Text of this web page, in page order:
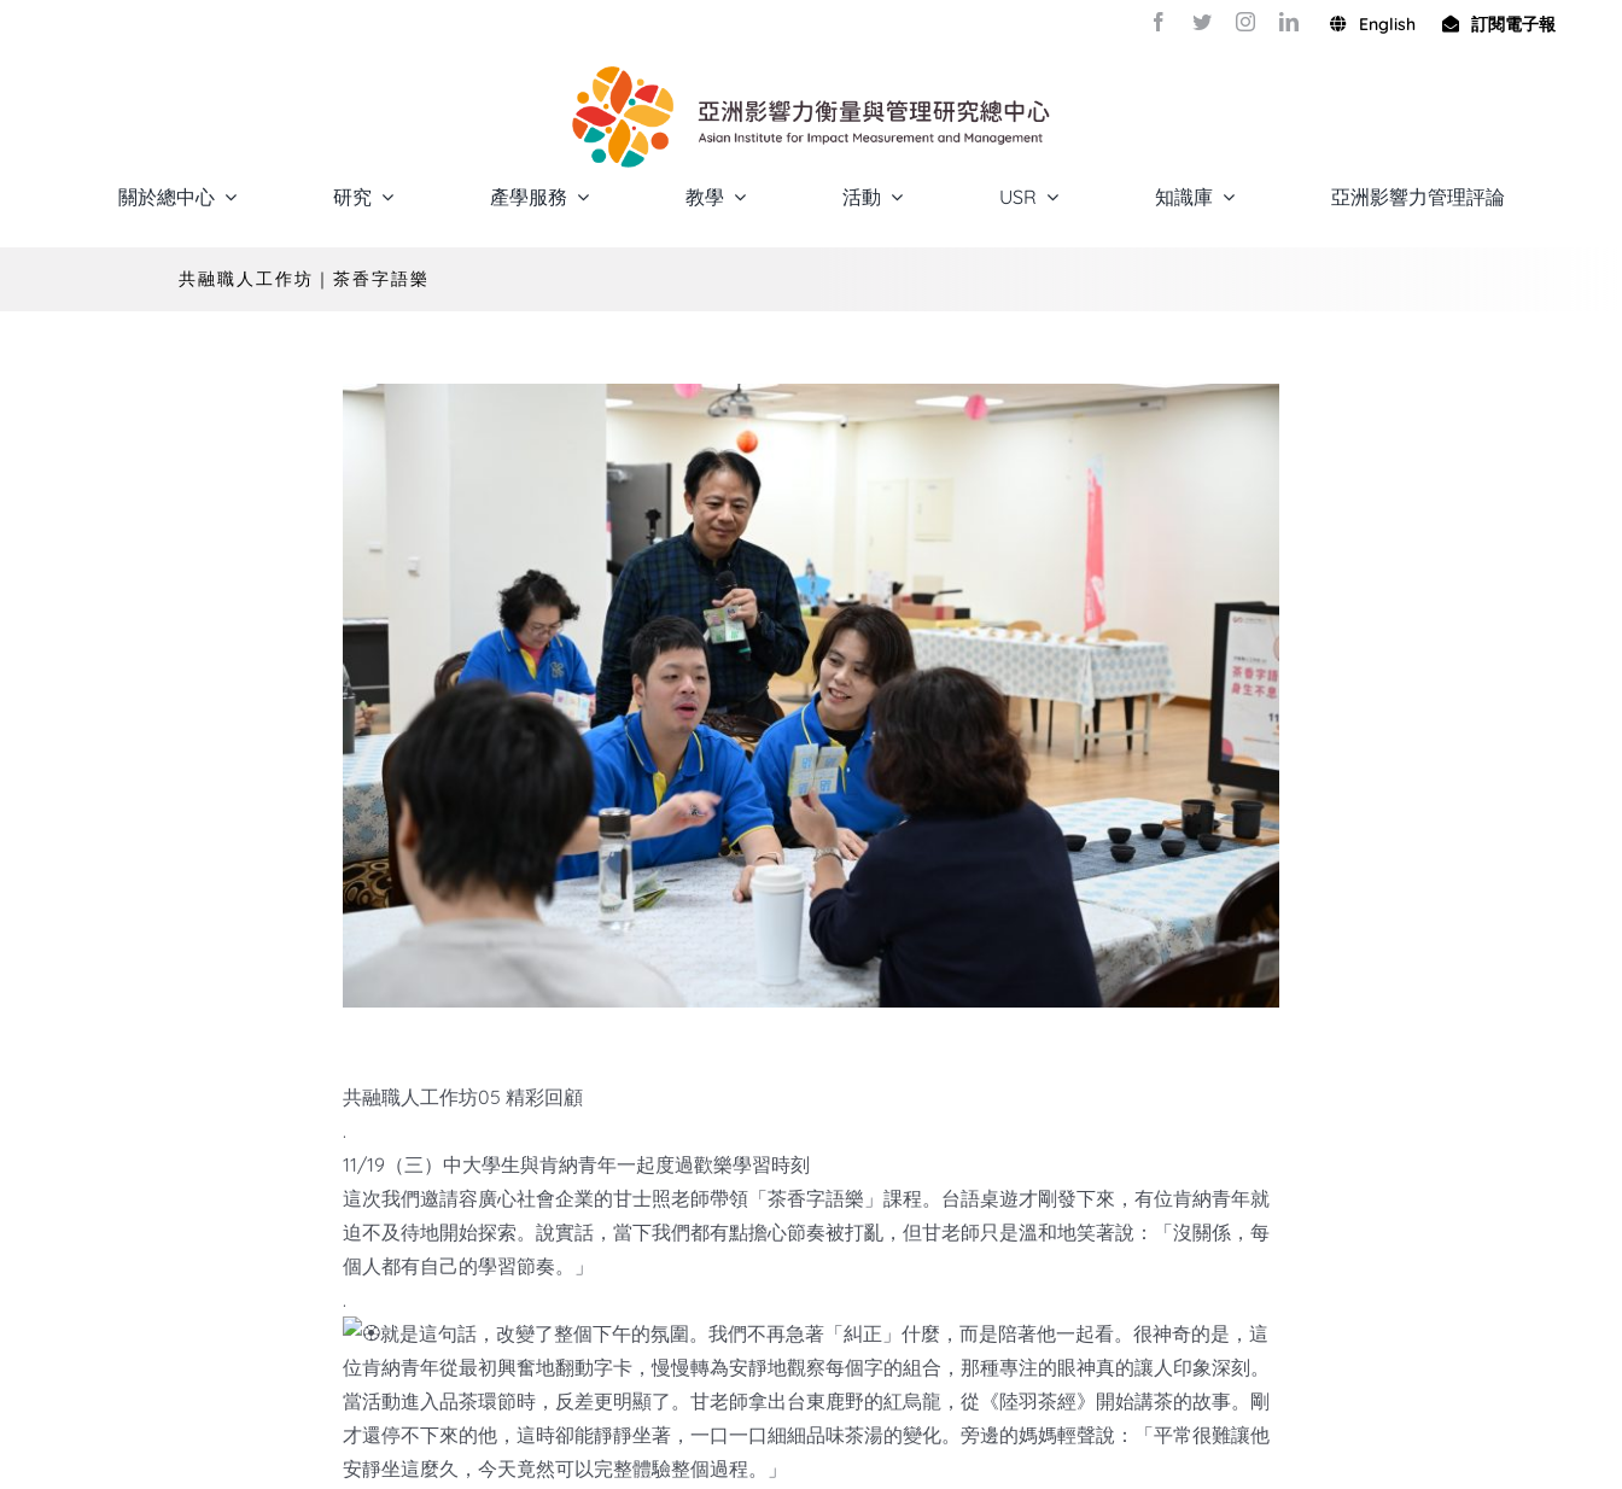
English 訂閱電子報
關於總中心 研究 產學服務 教學 活動 USR 知識庫 亞洲影響力管理評論
共融職人工作坊｜茶香字語樂
共融職人工作坊05 精彩回顧
.
11/19（三）中大學生與肯納青年一起度過歡樂學習時刻
這次我們邀請容廣心社會企業的甘士照老師帶領「茶香字語樂」課程。台語桌遊才剛發下來，有位肯納青年就
迫不及待地開始探索。說實話，當下我們都有點擔心節奏被打亂，但甘老師只是溫和地笑著說：「沒關係，每
個人都有自己的學習節奏。」
.
就是這句話，改變了整個下午的氛圍。我們不再急著「糾正」什麼，而是陪著他一起看。很神奇的是，這
位肯納青年從最初興奮地翻動字卡，慢慢轉為安靜地觀察每個字的組合，那種專注的眼神真的讓人印象深刻。
當活動進入品茶環節時，反差更明顯了。甘老師拿出台東鹿野的紅烏龍，從《陸羽茶經》開始講茶的故事。剛
才還停不下來的他，這時卻能靜靜坐著，一口一口細細品味茶湯的變化。旁邊的媽媽輕聲說：「平常很難讓他
安靜坐這麼久，今天竟然可以完整體驗整個過程。」